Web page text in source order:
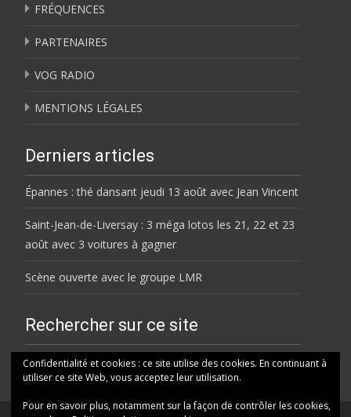
FRÉQUENCES
PARTENAIRES
VOG RADIO
MENTIONS LÉGALES
Derniers articles
Épannes : thé dansant jeudi 13 août avec Jean Vincent
Saint-Jean-de-Liversay : 3 méga lotos les 21, 22 et 23
août avec 3 voitures à gagner
Scène ouverte avec le groupe LMR
Rechercher sur ce site
Rechercher
Confidentialité et cookies : ce site utilise des cookies. En continuant à
utiliser ce site Web, vous acceptez leur utilisation.
Pour en savoir plus, notamment sur la façon de contrôler les cookies,